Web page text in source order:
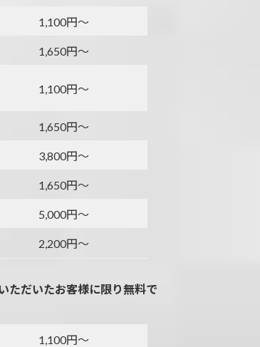
1,100円～
1,650円～
1,100円～
1,650円～
3,800円～
1,650円～
5,000円～
2,200円～
ただいたお客様に限り無料で
1,100円～